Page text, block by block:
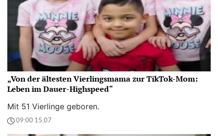
„Von der ältesten Vierlingsmama zur TikTok-Mom:
Leben im Dauer-Highspeed“
Mit 51 Vierlinge geboren.
09:00 15.07